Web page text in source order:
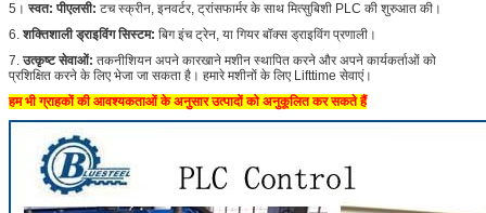
5। स्वत: पीएलसी: टच स्क्रीन, इनवर्टर, ट्रांसफार्मर के साथ मित्सुबिशी PLC की शुरुआत की।
6. शक्तिशाली ड्राइविंग सिस्टम: बिग इंच ट्रेन, या गियर बॉक्स ड्राइविंग प्रणाली।
7. उत्कृष्ट सेवाओं: तकनीशियन अपने कारखाने मशीन स्थापित करने और अपने कार्यकर्ताओं को
प्रशिक्षित करने के लिए भेजा जा सकता है। हमारे मशीनों के लिए Lifttime सेवाएं।
हम भी ग्राहकों की आवश्यकताओं के अनुसार उत्पादों को अनुकूलित कर सकते हैं